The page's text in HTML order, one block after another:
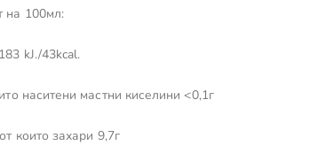
на 100мл:
kJ./43kcal.
наситени мастни киселини <0,1г
които захари 9,7г